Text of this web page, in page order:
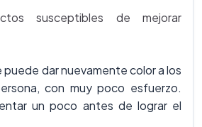
susceptibles de mejorar
puede dar nuevamente color a los
con muy poco esfuerzo.
un poco antes de lograr el